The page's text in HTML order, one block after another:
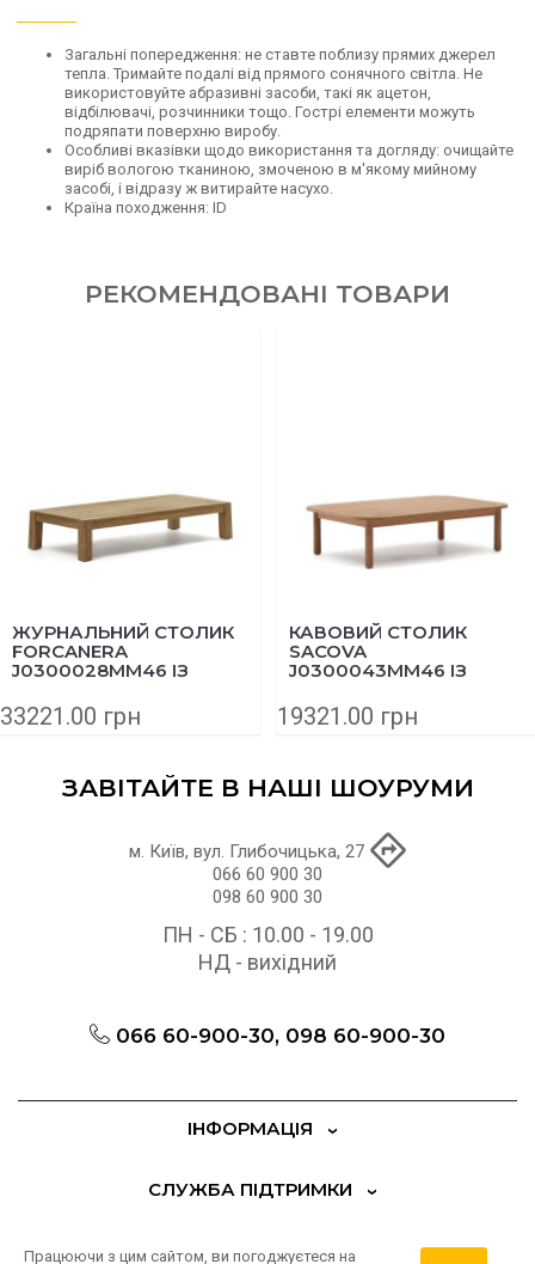
Загальні попередження: не ставте поблизу прямих джерел
тепла. Тримайте подалі від прямого сонячного світла. Не
використовуйте абразивні засоби, такі як ацетон,
відбілювачі, розчинники тощо. Гострі елементи можуть
подряпати поверхню виробу.
Особливі вказівки щодо використання та догляду: очищайте
виріб вологою тканиною, змоченою в м'якому мийному
засобі, і відразу ж витирайте насухо.
Країна походження: ID
РЕКОМЕНДОВАНІ ТОВАРИ
ЖУРНАЛЬНИЙ СТОЛИК
FORCANERA
J0300028MM46 ІЗ
СМ
33221.00 грн
КАВОВИЙ СТОЛИК
SACOVA
J0300043MM46 ІЗ
140Х89 СМ
19321.00 грн
ЗАВІТАЙТЕ В НАШІ ШОУРУМИ
м. Київ, вул. Глибочицька, 27
066 60 900 30
098 60 900 30
ПН - СБ : 10.00 - 19.00
НД - вихідний
066 60-900-30, 098 60-900-30
ІНФОРМАЦІЯ
СЛУЖБА ПІДТРИМКИ
ДОДАТКОВО
Працюючи з цим сайтом, ви погоджуєтеся на